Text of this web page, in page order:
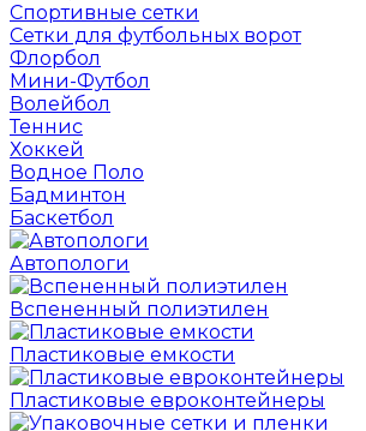
Спортивные сетки
Сетки для футбольных ворот
Флорбол
Мини-Футбол
Волейбол
Теннис
Хоккей
Водное Поло
Бадминтон
Баскетбол
Автопологи
Вспененный полиэтилен
Пластиковые емкости
Пластиковые евроконтейнеры